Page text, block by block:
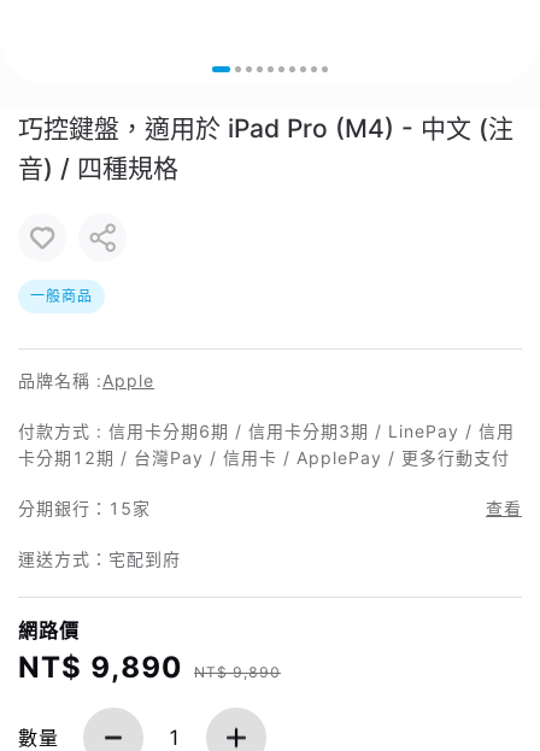
巧控鍵盤，適用於 iPad Pro (M4) - 中文 (注
音) / 四種規格
一般商品
品牌名稱 :Apple
付款方式 : 信用卡分期6期 / 信用卡分期3期 / LinePay / 信用
卡分期12期 / 台灣Pay / 信用卡 / ApplePay / 更多行動支付
分期銀行： 15家 查看
運送方式：宅配到府
網路價
NT$ 9,890 NT$ 9,890
數量 1